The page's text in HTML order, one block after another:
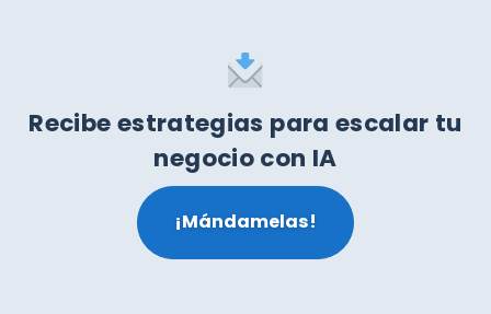
Recibe estrategias para escalar tu
negocio con IA
¡Mándamelas!